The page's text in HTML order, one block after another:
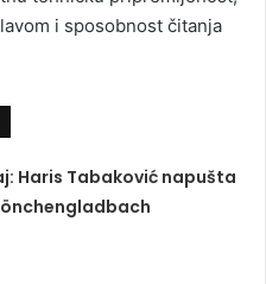
i sposobnost čitanja
Haris Tabaković napušta